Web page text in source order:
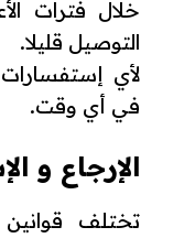
خلال فترات
التوصيل قليلا.
لأي
في أي وقت.
الإرجاع و
تختلف